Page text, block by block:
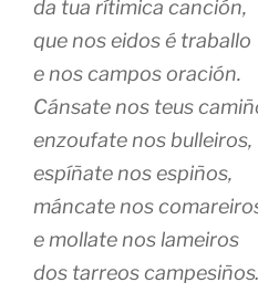
da tua rítimica canción,
que nos eidos é traballo
e nos campos oración.
Cánsate nos teus
enzoufate nos bulleiros,
espíñate nos espiños,
máncate nos
e mollate nos lameiros
dos tarreos